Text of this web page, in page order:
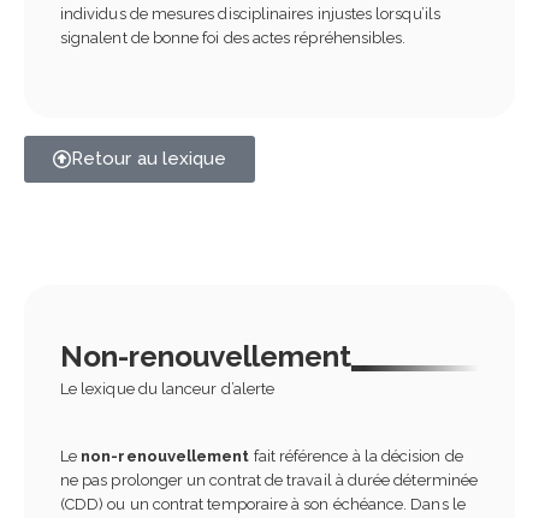
individus de mesures disciplinaires injustes lorsqu’ils
signalent de bonne foi des actes répréhensibles.
Retour au lexique
Non-renouvellement
Le lexique du lanceur d’alerte
Le non-renouvellement fait référence à la décision de
ne pas prolonger un contrat de travail à durée déterminée
(CDD) ou un contrat temporaire à son échéance. Dans le